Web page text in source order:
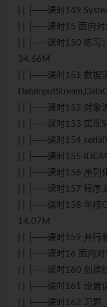
| | ├──课时149
| | ├──课时15 面向
| | ├──课时150 练习
34.66M
| | ├──课时151 数据
| | ├──课时152 对象
| | ├──课时153 实现
| | ├──课时154
| | ├──课时155 IDEA
| | ├──课时156 序列
| | ├──课时157 程序,
| | ├──课时158 单核
14.07M
| | ├──课时159 并行
| | ├──课时16 面向
| | ├──课时160 创建
| | ├──课时161 设置
| | ├──课时162 习题